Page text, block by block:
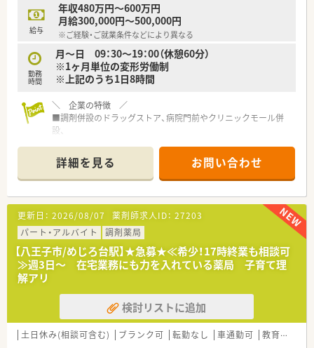
給与
年収480万円～600万円
月給300,000円～500,000円
※ご経験・ご就業条件などにより異なる
勤務
時間
月～日 09：30～19：00（休憩60分）
※1ヶ月単位の変形労働制
※上記のうち1日8時間
＼ 企業の特徴 ／
■調剤併設のドラッグストア、病院門前やクリニックモール併
設、
ています
■薬剤師とそれ以外の職種で業務を割り振り、薬剤師の負荷を軽
減！
薬剤師はレジ業務を軽減、薬剤師業務に集中することで専門性
を十分に発揮することができます。
■正社員・パート社員・準社員・契約社員・アルバイトなど、
ライフスタイルに応じた就業形態があり！
＼ 研修について ／
■未経験者には新卒同様のフルパッケージ（座学・OTC含めて最
模擬調剤室などを準備した専用の研修センターを設置してい
■調剤コースとOTCコース、目指したい薬剤師像に応じて選べま
す
詳細を見る お問い合わせ
更新日： 2026/08/07 薬剤師求人ID： 27203
パート・アルバイト
調剤薬局
【八王子市/めじろ台駅】★急募★≪希少！17時終業も相談可
≫週3日～ 在宅業務にも力を入れている薬局 子育て理
解アリ
検討リストに追加
土日休み(相談可含む) ブランク可 転勤なし 車通勤可 教育制度あり